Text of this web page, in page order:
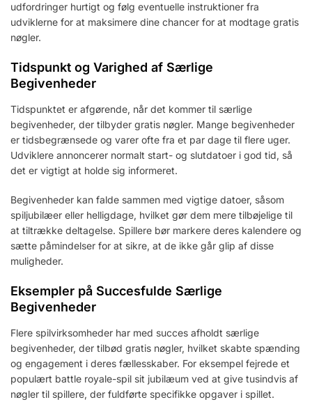
udfordringer hurtigt og følg eventuelle instruktioner fra
udviklerne for at maksimere dine chancer for at modtage gratis
nøgler.
Tidspunkt og Varighed af Særlige
Begivenheder
Tidspunktet er afgørende, når det kommer til særlige
begivenheder, der tilbyder gratis nøgler. Mange begivenheder
er tidsbegrænsede og varer ofte fra et par dage til flere uger.
Udviklere annoncerer normalt start- og slutdatoer i god tid, så
det er vigtigt at holde sig informeret.
Begivenheder kan falde sammen med vigtige datoer, såsom
spiljubilæer eller helligdage, hvilket gør dem mere tilbøjelige til
at tiltrække deltagelse. Spillere bør markere deres kalendere og
sætte påmindelser for at sikre, at de ikke går glip af disse
muligheder.
Eksempler på Succesfulde Særlige
Begivenheder
Flere spilvirksomheder har med succes afholdt særlige
begivenheder, der tilbød gratis nøgler, hvilket skabte spænding
og engagement i deres fællesskaber. For eksempel fejrede et
populært battle royale-spil sit jubilæum ved at give tusindvis af
nøgler til spillere, der fuldførte specifikke opgaver i spillet.